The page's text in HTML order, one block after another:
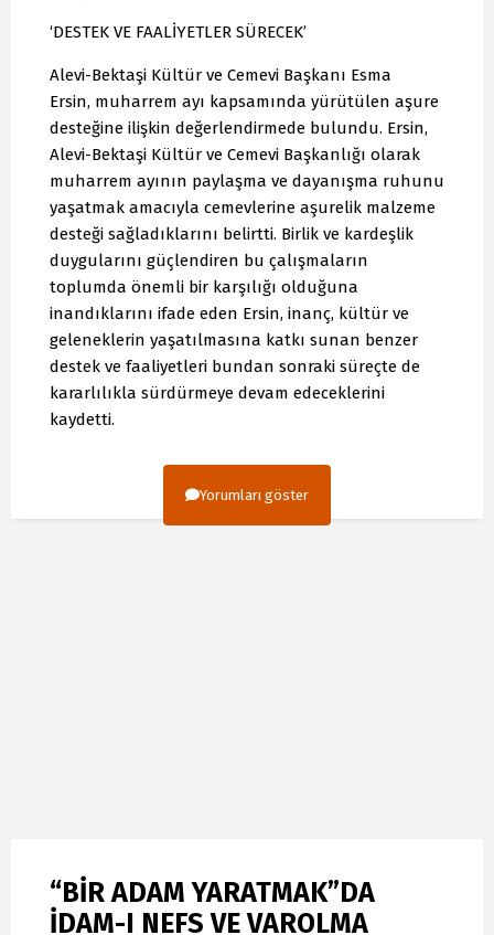
‘DESTEK VE FAALİYETLER SÜRECEK’
Alevi-Bektaşi Kültür ve Cemevi Başkanı Esma
Ersin, muharrem ayı kapsamında yürütülen aşure
desteğine ilişkin değerlendirmede bulundu. Ersin,
Alevi-Bektaşi Kültür ve Cemevi Başkanlığı olarak
muharrem ayının paylaşma ve dayanışma ruhunu
yaşatmak amacıyla cemevlerine aşurelik malzeme
desteği sağladıklarını belirtti. Birlik ve kardeşlik
duygularını güçlendiren bu çalışmaların
toplumda önemli bir karşılığı olduğuna
inandıklarını ifade eden Ersin, inanç, kültür ve
geleneklerin yaşatılmasına katkı sunan benzer
destek ve faaliyetleri bundan sonraki süreçte de
kararlılıkla sürdürmeye devam edeceklerini
kaydetti.
Yorumları göster
“BİR ADAM YARATMAK”DA
İDAM-I NEFS VE VAROLMA